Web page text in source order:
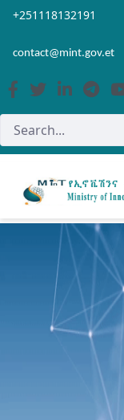
Skip to Main Content
Open Accessibility
+251118132191
contact@mint.gov.et